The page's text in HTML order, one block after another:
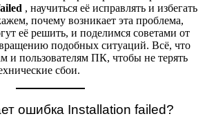
, научиться её исправлять и избегать
почему возникает эта проблема,
её решить, и поделимся советами от
подобных ситуаций. Всё, что
и пользователям ПК, чтобы не терять
сбои.
ошибка Installation failed?